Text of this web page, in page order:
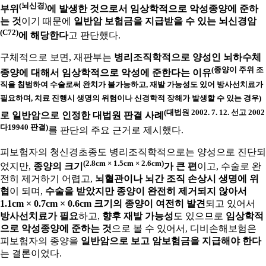
부위 (뇌신경)에 발생한 것으로서 임상학적으로 악성종양에 준하
는 것이기 때문에 일반암 보험금을 지급받을 수 있는 뇌신경암
(C72)에 해당한다고 판단했다.
구체적으로 보면, 재판부는 병리조직학적으로 양성인 뇌하수체
종양에 대해서 임상학적으로 악성에 준한다는 이유(종양이 주위 조
직을 침범하여 수술로써 완치가 불가능하고, 재발 가능성도 있어 방사선치료가
필요하며, 치료 진행시 생명의 위험이나 신경학적 장해가 발생할 수 있는 경우)
로 일반암으로 인정한 대법원 판결 사례 (대법원 2002. 7. 12. 선고 2002
다19940 판결)를 판단의 주요 근거로 제시했다.
피보험자의 청신경초종도 병리조직학적으로는 양성으로 진단되
었지만, 종양의 크기 (2.8cm × 1.5cm × 2.6cm)가 큰 편 이고, 수술로 완
전히 제거하기 어렵고, 뇌혈관이나 뇌간 조직 손상시 생명에 위
협 이 되며, 수술을 받았지만 종양이 완전히 제거되지 않아서
1.1cm × 0.7cm × 0.6cm 크기의 종양이 여전히 발견 되고 있어서
방사선치료가 필요하고, 향후 재발 가능성도 있으므로 임상학적
으로 악성종양에 준하는 것으로 볼 수 있어서, 디비손해보험은
피보험자의 종양을 일반암으로 보고 암보험금을 지급해야 한다
는 결론이었다.